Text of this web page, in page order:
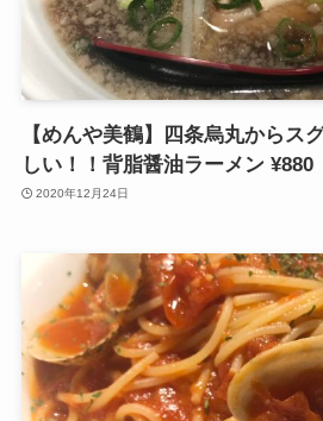
【めんや美鶴】四条烏丸からス
しい！！背脂醤油ラーメン ¥880
2020年12月24日